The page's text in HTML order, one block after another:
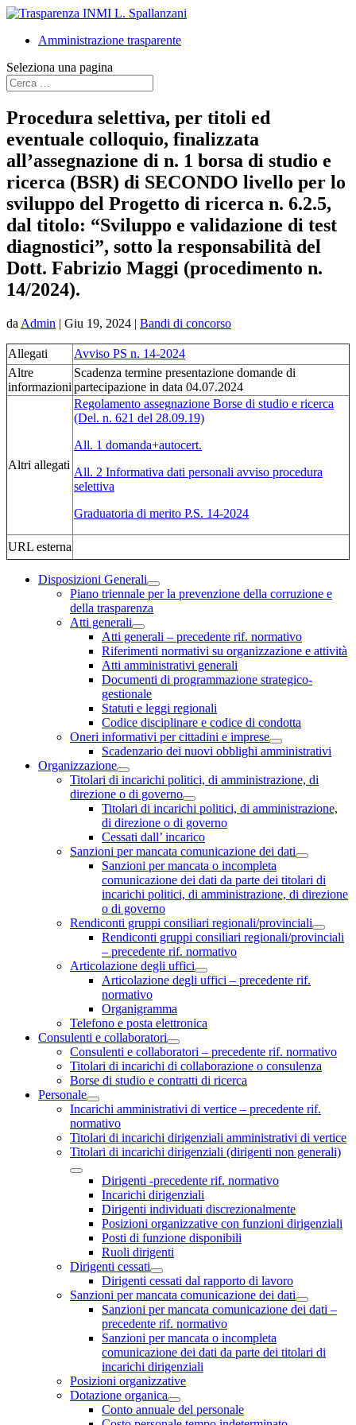
Amministrazione trasparente
Seleziona una pagina
Procedura selettiva, per titoli ed
eventuale colloquio, finalizzata
all’assegnazione di n. 1 borsa di studio e
ricerca (BSR) di SECONDO livello per lo
sviluppo del Progetto di ricerca n. 6.2.5,
dal titolo: “Sviluppo e validazione di test
diagnostici”, sotto la responsabilità del
Dott. Fabrizio Maggi (procedimento n.
14/2024).
da Admin | Giu 19, 2024 | Bandi di concorso
Allegati
Avviso PS n. 14-2024
Altre
informazioni
Scadenza termine presentazione domande di
partecipazione in data 04.07.2024
Altri allegati
Regolamento assegnazione Borse di studio e ricerca
(Del. n. 621 del 28.09.19)
All. 1 domanda+autocert.
All. 2 Informativa dati personali avviso procedura
selettiva
Graduatoria di merito P.S. 14-2024
URL esterna
Disposizioni Generali
Piano triennale per la prevenzione della corruzione e
della trasparenza
Atti generali
Atti generali – precedente rif. normativo
Riferimenti normativi su organizzazione e attività
Atti amministrativi generali
Documenti di programmazione strategico-
gestionale
Statuti e leggi regionali
Codice disciplinare e codice di condotta
Oneri informativi per cittadini e imprese
Scadenzario dei nuovi obblighi amministrativi
Organizzazione
Titolari di incarichi politici, di amministrazione, di
direzione o di governo
Titolari di incarichi politici, di amministrazione,
di direzione o di governo
Cessati dall’ incarico
Sanzioni per mancata comunicazione dei dati
Sanzioni per mancata o incompleta
comunicazione dei dati da parte dei titolari di
incarichi politici, di amministrazione, di direzione
o di governo
Rendiconti gruppi consiliari regionali/provinciali
Rendiconti gruppi consiliari regionali/provinciali
– precedente rif. normativo
Articolazione degli uffici
Articolazione degli uffici – precedente rif.
normativo
Organigramma
Telefono e posta elettronica
Consulenti e collaboratori
Consulenti e collaboratori – precedente rif. normativo
Titolari di incarichi di collaborazione o consulenza
Borse di studio e contratti di ricerca
Personale
Incarichi amministrativi di vertice – precedente rif.
normativo
Titolari di incarichi dirigenziali amministrativi di vertice
Titolari di incarichi dirigenziali (dirigenti non generali)
Dirigenti -precedente rif. normativo
Incarichi dirigenziali
Dirigenti individuati discrezionalmente
Posizioni organizzative con funzioni dirigenziali
Posti di funzione disponibili
Ruoli dirigenti
Dirigenti cessati
Dirigenti cessati dal rapporto di lavoro
Sanzioni per mancata comunicazione dei dati
Sanzioni per mancata comunicazione dei dati –
precedente rif. normativo
Sanzioni per mancata o incompleta
comunicazione dei dati da parte dei titolari di
incarichi dirigenziali
Posizioni organizzative
Dotazione organica
Conto annuale del personale